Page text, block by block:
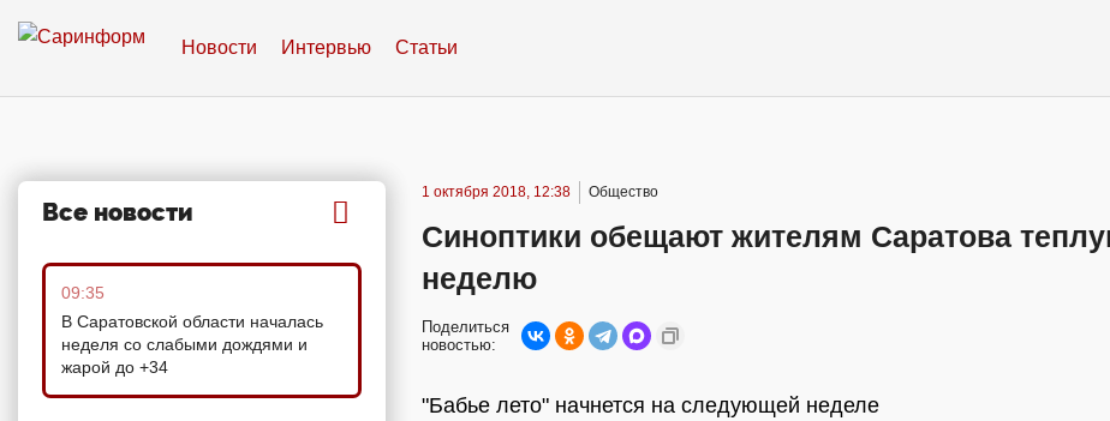
Новости Интервью Статьи
Все новости
09:35
В Саратовской области началась
неделя со слабыми дождями и
жарой до +34
1 октября 2018, 12:38 Общество
Синоптики обещают жителям Саратова
неделю
Поделиться
новостью:
"Бабье лето" начнется на следующей неделе